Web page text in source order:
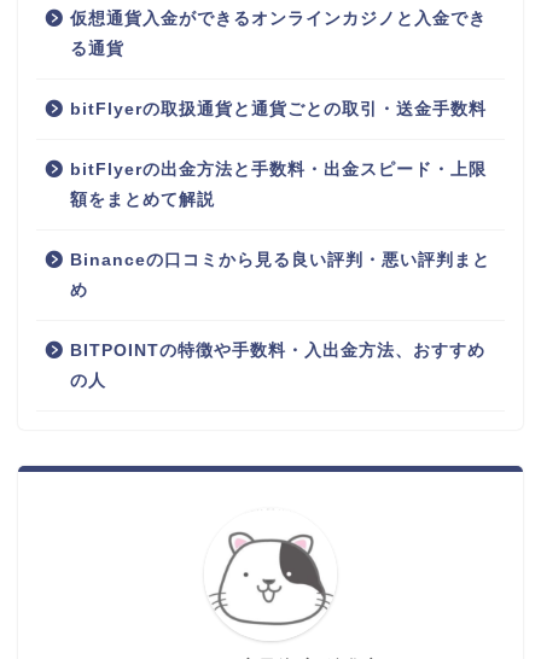
仮想通貨入金ができるオンラインカジノと入金でき
る通貨
bitFlyerの取扱通貨と通貨ごとの取引・送金手数料
bitFlyerの出金方法と手数料・出金スピード・上限
額をまとめて解説
Binanceの口コミから見る良い評判・悪い評判まと
め
BITPOINTの特徴や手数料・入出金方法、おすすめ
の人